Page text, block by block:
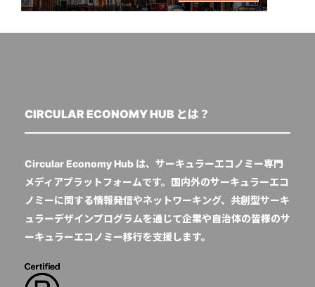
CIRCULAR ECONOMY HUB とは？
Circular Economy Hub は、サーキュラーエコノミー専門
メディアプラットフォームです。国内外のサーキュラーエコ
ノミーに関する情報発信やネットワーキング、共創型サーキ
ュラーデザインプログラムを通じて企業や自治体の皆様のサ
ーキュラーエコノミー移行を支援します。